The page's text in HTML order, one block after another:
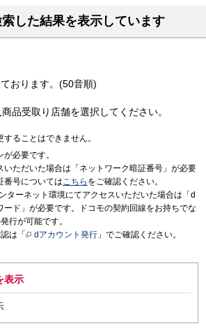
した結果を表示しています
おります。(50音順)
品受取り店舗を選択してください。
ることはできません。
必要です。
いただいた場合は「ネットワーク暗証番号」が必要
番号についてはこちら をご確認ください。
ターネット環境にてアクセスいただいた場合は「d
ード」が必要です。ドコモの契約回線をお持ちでな
行が可能です。
は「
dアカウント発行 」でご確認ください。
表示